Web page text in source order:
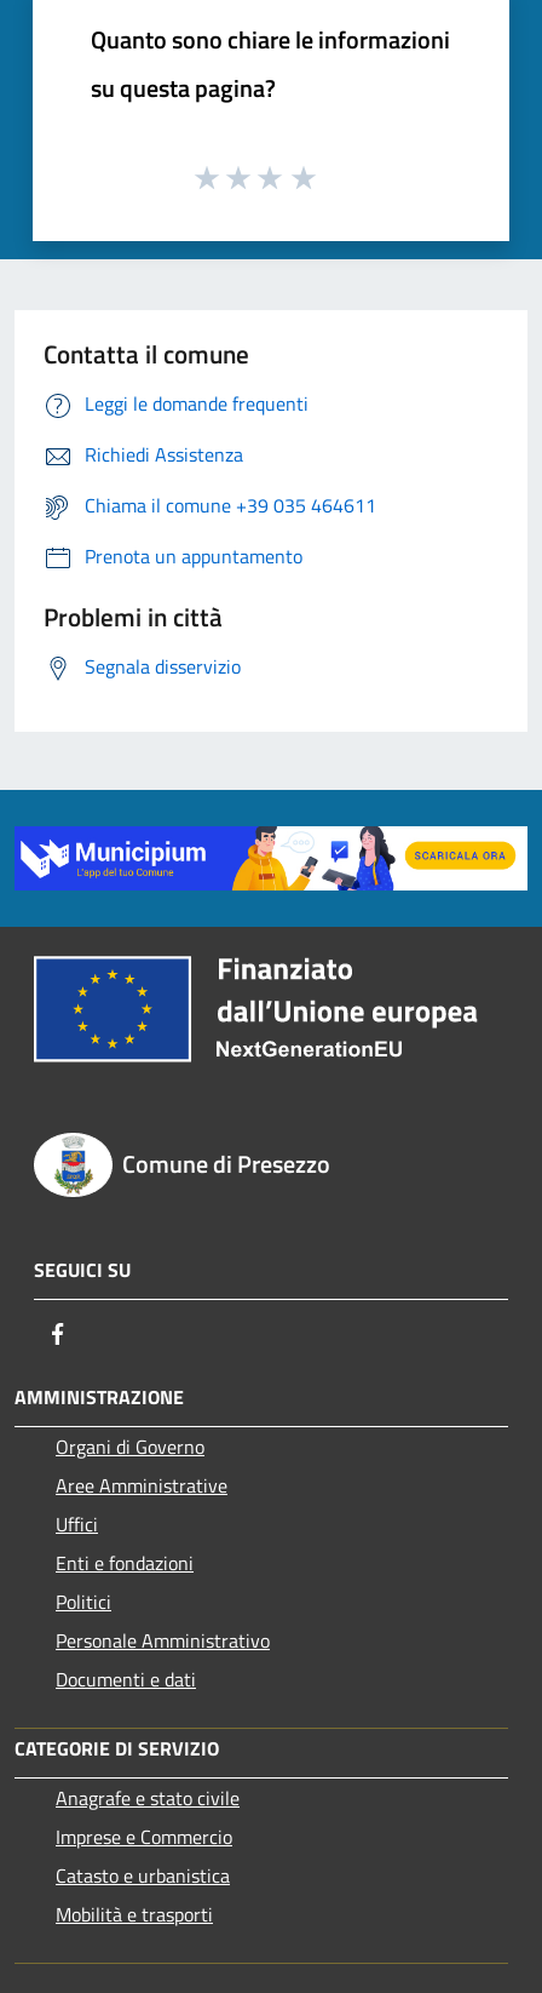
Quanto sono chiare le informazioni
su questa pagina?
Contatta il comune
Leggi le domande frequenti
Richiedi Assistenza
Chiama il comune +39 035 464611
Prenota un appuntamento
Problemi in città
Segnala disservizio
Comune di Presezzo
SEGUICI SU
AMMINISTRAZIONE
Organi di Governo
Aree Amministrative
Uffici
Enti e fondazioni
Politici
Personale Amministrativo
Documenti e dati
CATEGORIE DI SERVIZIO
Anagrafe e stato civile
Imprese e Commercio
Catasto e urbanistica
Mobilità e trasporti